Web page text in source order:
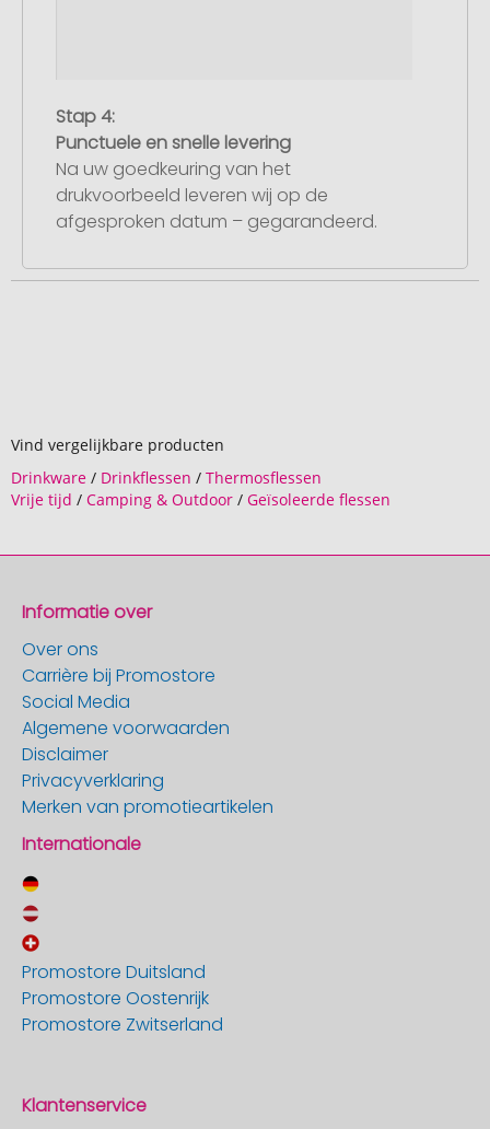
Stap 4:
Punctuele en snelle levering
Na uw goedkeuring van het
drukvoorbeeld leveren wij op de
afgesproken datum – gegarandeerd.
Vind vergelijkbare producten
Drinkware / Drinkflessen / Thermosflessen
Vrije tijd / Camping & Outdoor / Geïsoleerde flessen
Informatie over
Over ons
Carrière bij Promostore
Social Media
Algemene voorwaarden
Disclaimer
Privacyverklaring
Merken van promotieartikelen
Internationale
Promostore Duitsland
Promostore Oostenrijk
Promostore Zwitserland
Klantenservice